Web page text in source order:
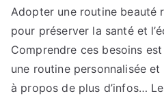
Adopter une routine beauté
pour préserver la santé et
Comprendre ces besoins
une routine personnalisée
à propos de plus d’infos…